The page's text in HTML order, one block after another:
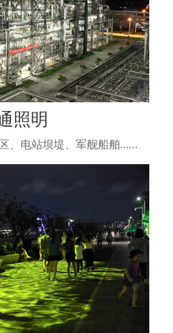
照明
、电站坝堤、军舰船舶……